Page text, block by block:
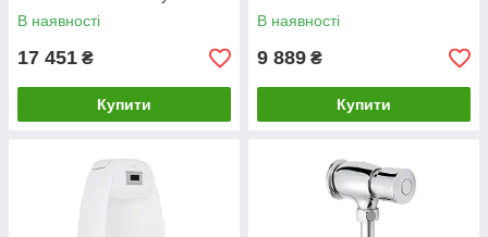
430х370х990 White
QT1488101HW
В наявності
17 451 ₴
Купити
QT0588112HW
В наявності
9 889 ₴
Купити